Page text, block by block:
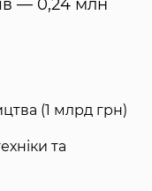
— 0,24 млн
(1 млрд грн)
та